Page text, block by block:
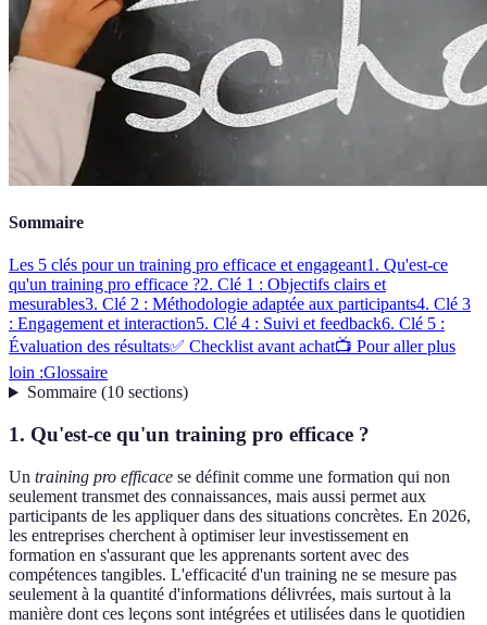
Sommaire
Les 5 clés pour un training pro efficace et engageant1. Qu'est-ce
qu'un training pro efficace ?2. Clé 1 : Objectifs clairs et
mesurables3. Clé 2 : Méthodologie adaptée aux participants4. Clé 3
: Engagement et interaction5. Clé 4 : Suivi et feedback6. Clé 5 :
Évaluation des résultats✅ Checklist avant achat📺 Pour aller plus
loin :Glossaire
Sommaire(10 sections)
1. Qu'est-ce qu'un training pro efficace ?
Un training pro efficace se définit comme une formation qui non
seulement transmet des connaissances, mais aussi permet aux
participants de les appliquer dans des situations concrètes. En 2026,
les entreprises cherchent à optimiser leur investissement en
formation en s'assurant que les apprenants sortent avec des
compétences tangibles. L'efficacité d'un training ne se mesure pas
seulement à la quantité d'informations délivrées, mais surtout à la
manière dont ces leçons sont intégrées et utilisées dans le quotidien